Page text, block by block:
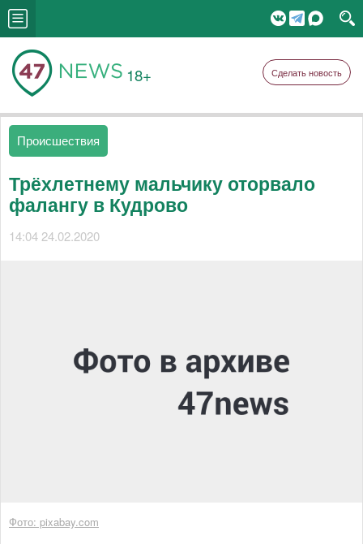
18+ Сделать новость
Происшествия
Трёхлетнему мальчику оторвало
фалангу в Кудрово
14:04 24.02.2020
Фото: pixabay.com